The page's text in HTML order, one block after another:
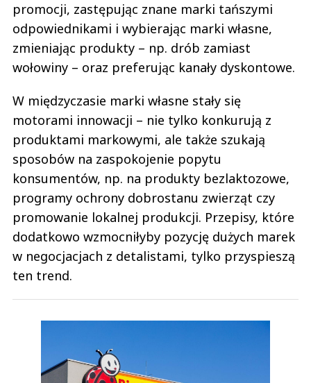
promocji, zastępując znane marki tańszymi
odpowiednikami i wybierając marki własne,
zmieniając produkty – np. drób zamiast
wołowiny – oraz preferując kanały dyskontowe.
W międzyczasie marki własne stały się
motorami innowacji – nie tylko konkurują z
produktami markowymi, ale także szukają
sposobów na zaspokojenie popytu
konsumentów, np. na produkty bezlaktozowe,
programy ochrony dobrostanu zwierząt czy
promowanie lokalnej produkcji. Przepisy, które
dodatkowo wzmocniłyby pozycję dużych marek
w negocjacjach z detalistami, tylko przyspieszą
ten trend.